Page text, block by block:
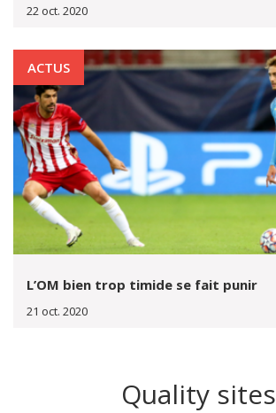
22 oct. 2020
ACTUS
L’OM bien trop timide se fait punir
21 oct. 2020
Quality sites